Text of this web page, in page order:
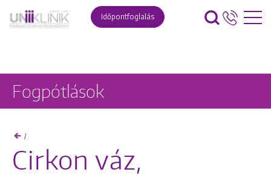
Időpontfoglalás
Fogpótlások
/
Cirkon váz,